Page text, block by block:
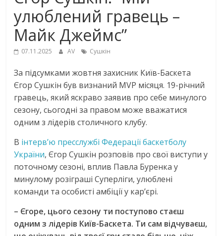
улюблений гравець –
Майк Джеймс”
07.11.2025 AV Сушкін
За підсумками жовтня захисник Київ-Баскета
Єгор Сушкін був визнаний MVP місяця. 19-річний
гравець, який яскраво заявив про себе минулого
сезону, сьогодні за правом може вважатися
одним з лідерів столичного клубу.
В інтерв’ю пресслужбі Федерації баскетболу
України, Єгор Сушкін розповів про свої виступи у
поточному сезоні, вплив Павла Буренка у
минулому розіграші Суперліги, улюблені
команди та особисті амбіції у кар’єрі.
– Єгоре, цього сезону ти поступово стаєш
одним з лідерів Київ-Баскета. Ти сам відчуваєш,